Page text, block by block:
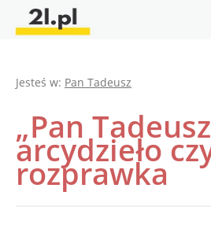
Jesteś w: Pan Tadeusz
„Pan
arcydzieło
rozprawka